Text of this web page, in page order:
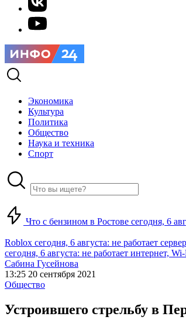
Экономика
Культура
Политика
Общество
Наука и техника
Спорт
Что с бензином в Ростове сегодня, 6
Roblox сегодня, 6 августа: не работает
сегодня, 6 августа: не работает интернет,
Сабина Гусейнова
13:25 20 сентября 2021
Общество
Устроившего стрельбу в